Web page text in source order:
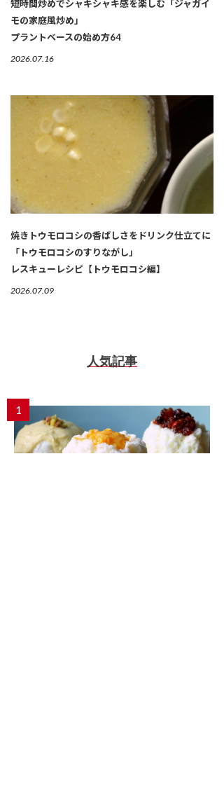
短時間炒めでシャキシャキ感を楽しむ「ジャガイ
モの家庭風炒め」
プラントベースの始め方64
2026.07.16
焼きトウモロコシの香ばしさをドリンク仕立てに
「トウモロコシのすりながし」
レスキューレシピ【トウモロコシ編】
2026.07.09
人気記事
1